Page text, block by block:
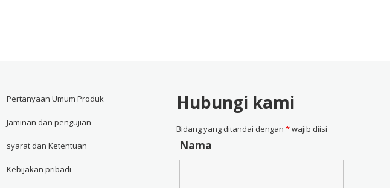
Pertanyaan Umum Produk
Jaminan dan pengujian
syarat dan Ketentuan
Kebijakan pribadi
Hubungi kami
Bidang yang ditandai dengan*wajib diisi
Nama